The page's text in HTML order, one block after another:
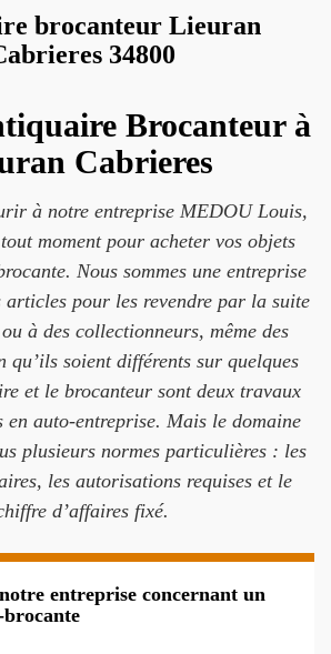
brocanteur Lieuran
34800
Brocanteur à
Cabrieres
à notre entreprise MEDOU Louis,
moment pour acheter vos objets
Nous sommes une entreprise
pour les revendre par la suite
à des collectionneurs, même des
soient différents sur quelques
et le brocanteur sont deux travaux
en auto-entreprise. Mais le domaine
plusieurs normes particulières : les
les autorisations requises et le
d’affaires fixé.
entreprise concernant un